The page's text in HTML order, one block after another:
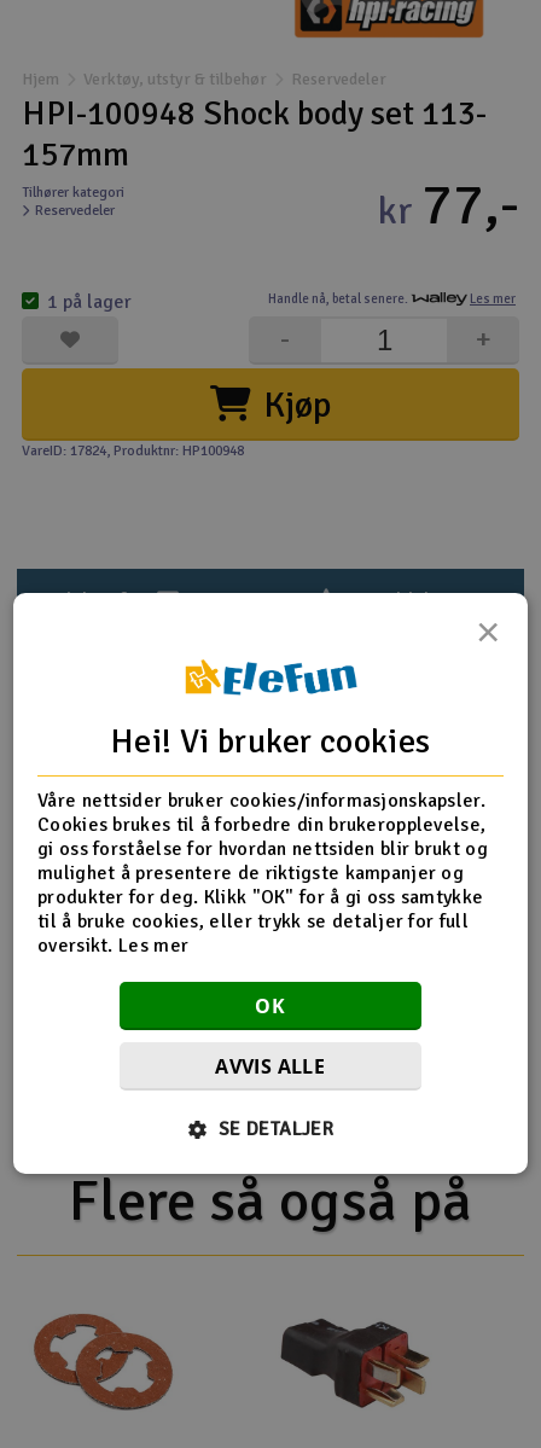
Droner
Droner for FPV
Fly
Helikopter
Kamerautstyr
Modellbygging, LEGO & byggesett
Modelljernbane
Outlet
Smarthjem, lek & hobby
Solenergi
Sparkesykler & elkjøretøy
Verktøy, utstyr & tilbehør
Hjem Verktøy, utstyr & tilbehør Reservedeler
HPI-100948 Shock body set 113-
157mm
Tilhører kategori
Reservedeler
Handle nå, betal senere. Les mer
kr 77,-
Kjøp
+
-
1 på lager
VareID: 17824, Produktnr: HP100948
Produktinfo Tips en venn Anmeldelser
Produktinformasjon
HPI-100948 Shock body set 113-157mm
Flere detaljer
Produktet er
forbundet med
Reservedeler HPI
HPI Savage X 4.6 V2 GT-6
HPI Savage X Flux V2 GT-6 - RTR
HPI Savage XL Flux V2 2.4GHz
Flere så også på
×
Hei! Vi bruker cookies
Våre nettsider bruker cookies/informasjonskapsler.
Cookies brukes til å forbedre din brukeropplevelse,
gi oss forståelse for hvordan nettsiden blir brukt og
mulighet å presentere de riktigste kampanjer og
produkter for deg. Klikk "OK" for å gi oss samtykke
til å bruke cookies, eller trykk se detaljer for full
oversikt. Les mer
OK
AVVIS ALLE
SE DETALJER